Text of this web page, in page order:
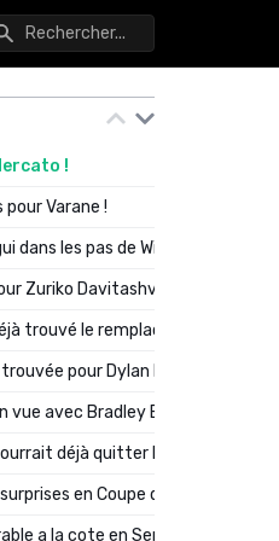
de thème
!
pour Varane !
dans les pas de Will Still ?
Zuriko Davitashvili
trouvé le remplaçant de Robinio
pour Dylan Batubinsika
vue avec Bradley Barcola ?
déjà quitter Lyon en janvier
en Coupe de France
a la cote en Serie A